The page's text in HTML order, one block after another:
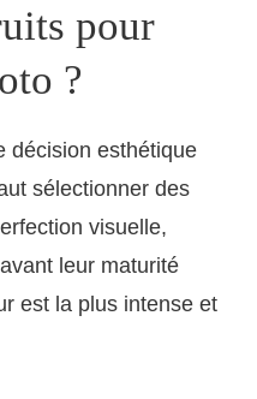
pour
?
décision esthétique
sélectionner des
visuelle,
leur maturité
est la plus intense et